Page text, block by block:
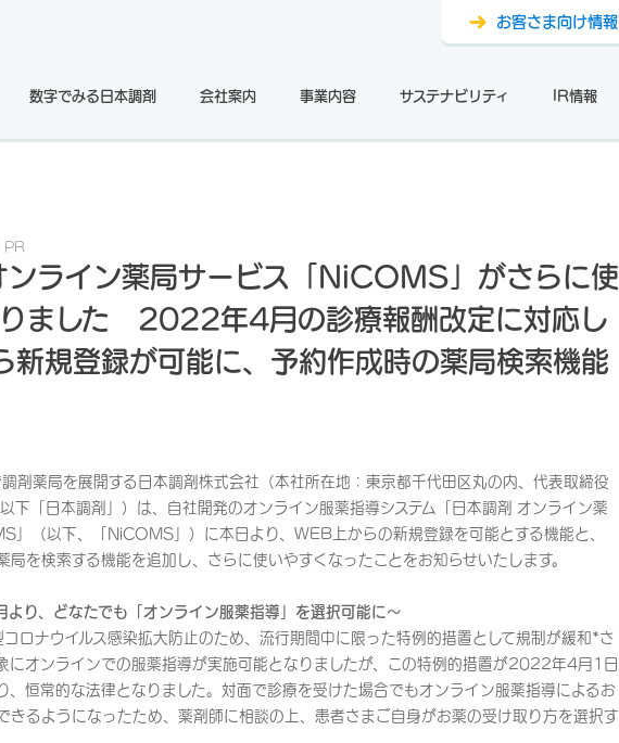
数字でみる日本調剤 会社案内 事業内容 サステナビリティ IR情報
お客さま向け情報
PR
ンライン薬局サービス「NiCOMS」がさらに使
りました 2022年4月の診療報酬改定に対応し
新規登録が可能に、予約作成時の薬局検索機能
剤薬局を展開する日本調剤株式会社（本社所在地：東京都千代田区丸の内、代表取締役
下「日本調剤」）は、自社開発のオンライン服薬指導システム「日本調剤 オンライン薬
（以下、「NiCOMS」）に本日より、WEB上からの新規登録を可能とする機能と、
局を検索する機能を追加し、さらに使いやすくなったことをお知らせいたします。
り、どなたでも「オンライン服薬指導」を選択可能に～
ナウイルス感染拡大防止のため、流行期間中に限った特例的措置として規制が緩和*さ
にオンラインでの服薬指導が実施可能となりましたが、この特例的措置が2022年4月1日
、恒常的な法律となりました。対面で診療を受けた場合でもオンライン服薬指導によるお
きるようになったため、薬剤師に相談の上、患者さまご自身がお薬の受け取り方を選択す